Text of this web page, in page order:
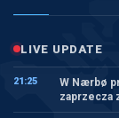
LIVE UPDATE
21:25
W Nærbø
zaprzecza